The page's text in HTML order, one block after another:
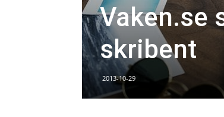
Vaken.se
skribent
2013-10-29